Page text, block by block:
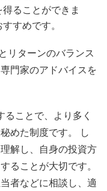
ることができま
すめです。
リターンのバランス
門家のアドバイスを
ことで、より多く
めた制度です。 し
解し、自身の投資方
ることが大切です。
者などに相談し、適